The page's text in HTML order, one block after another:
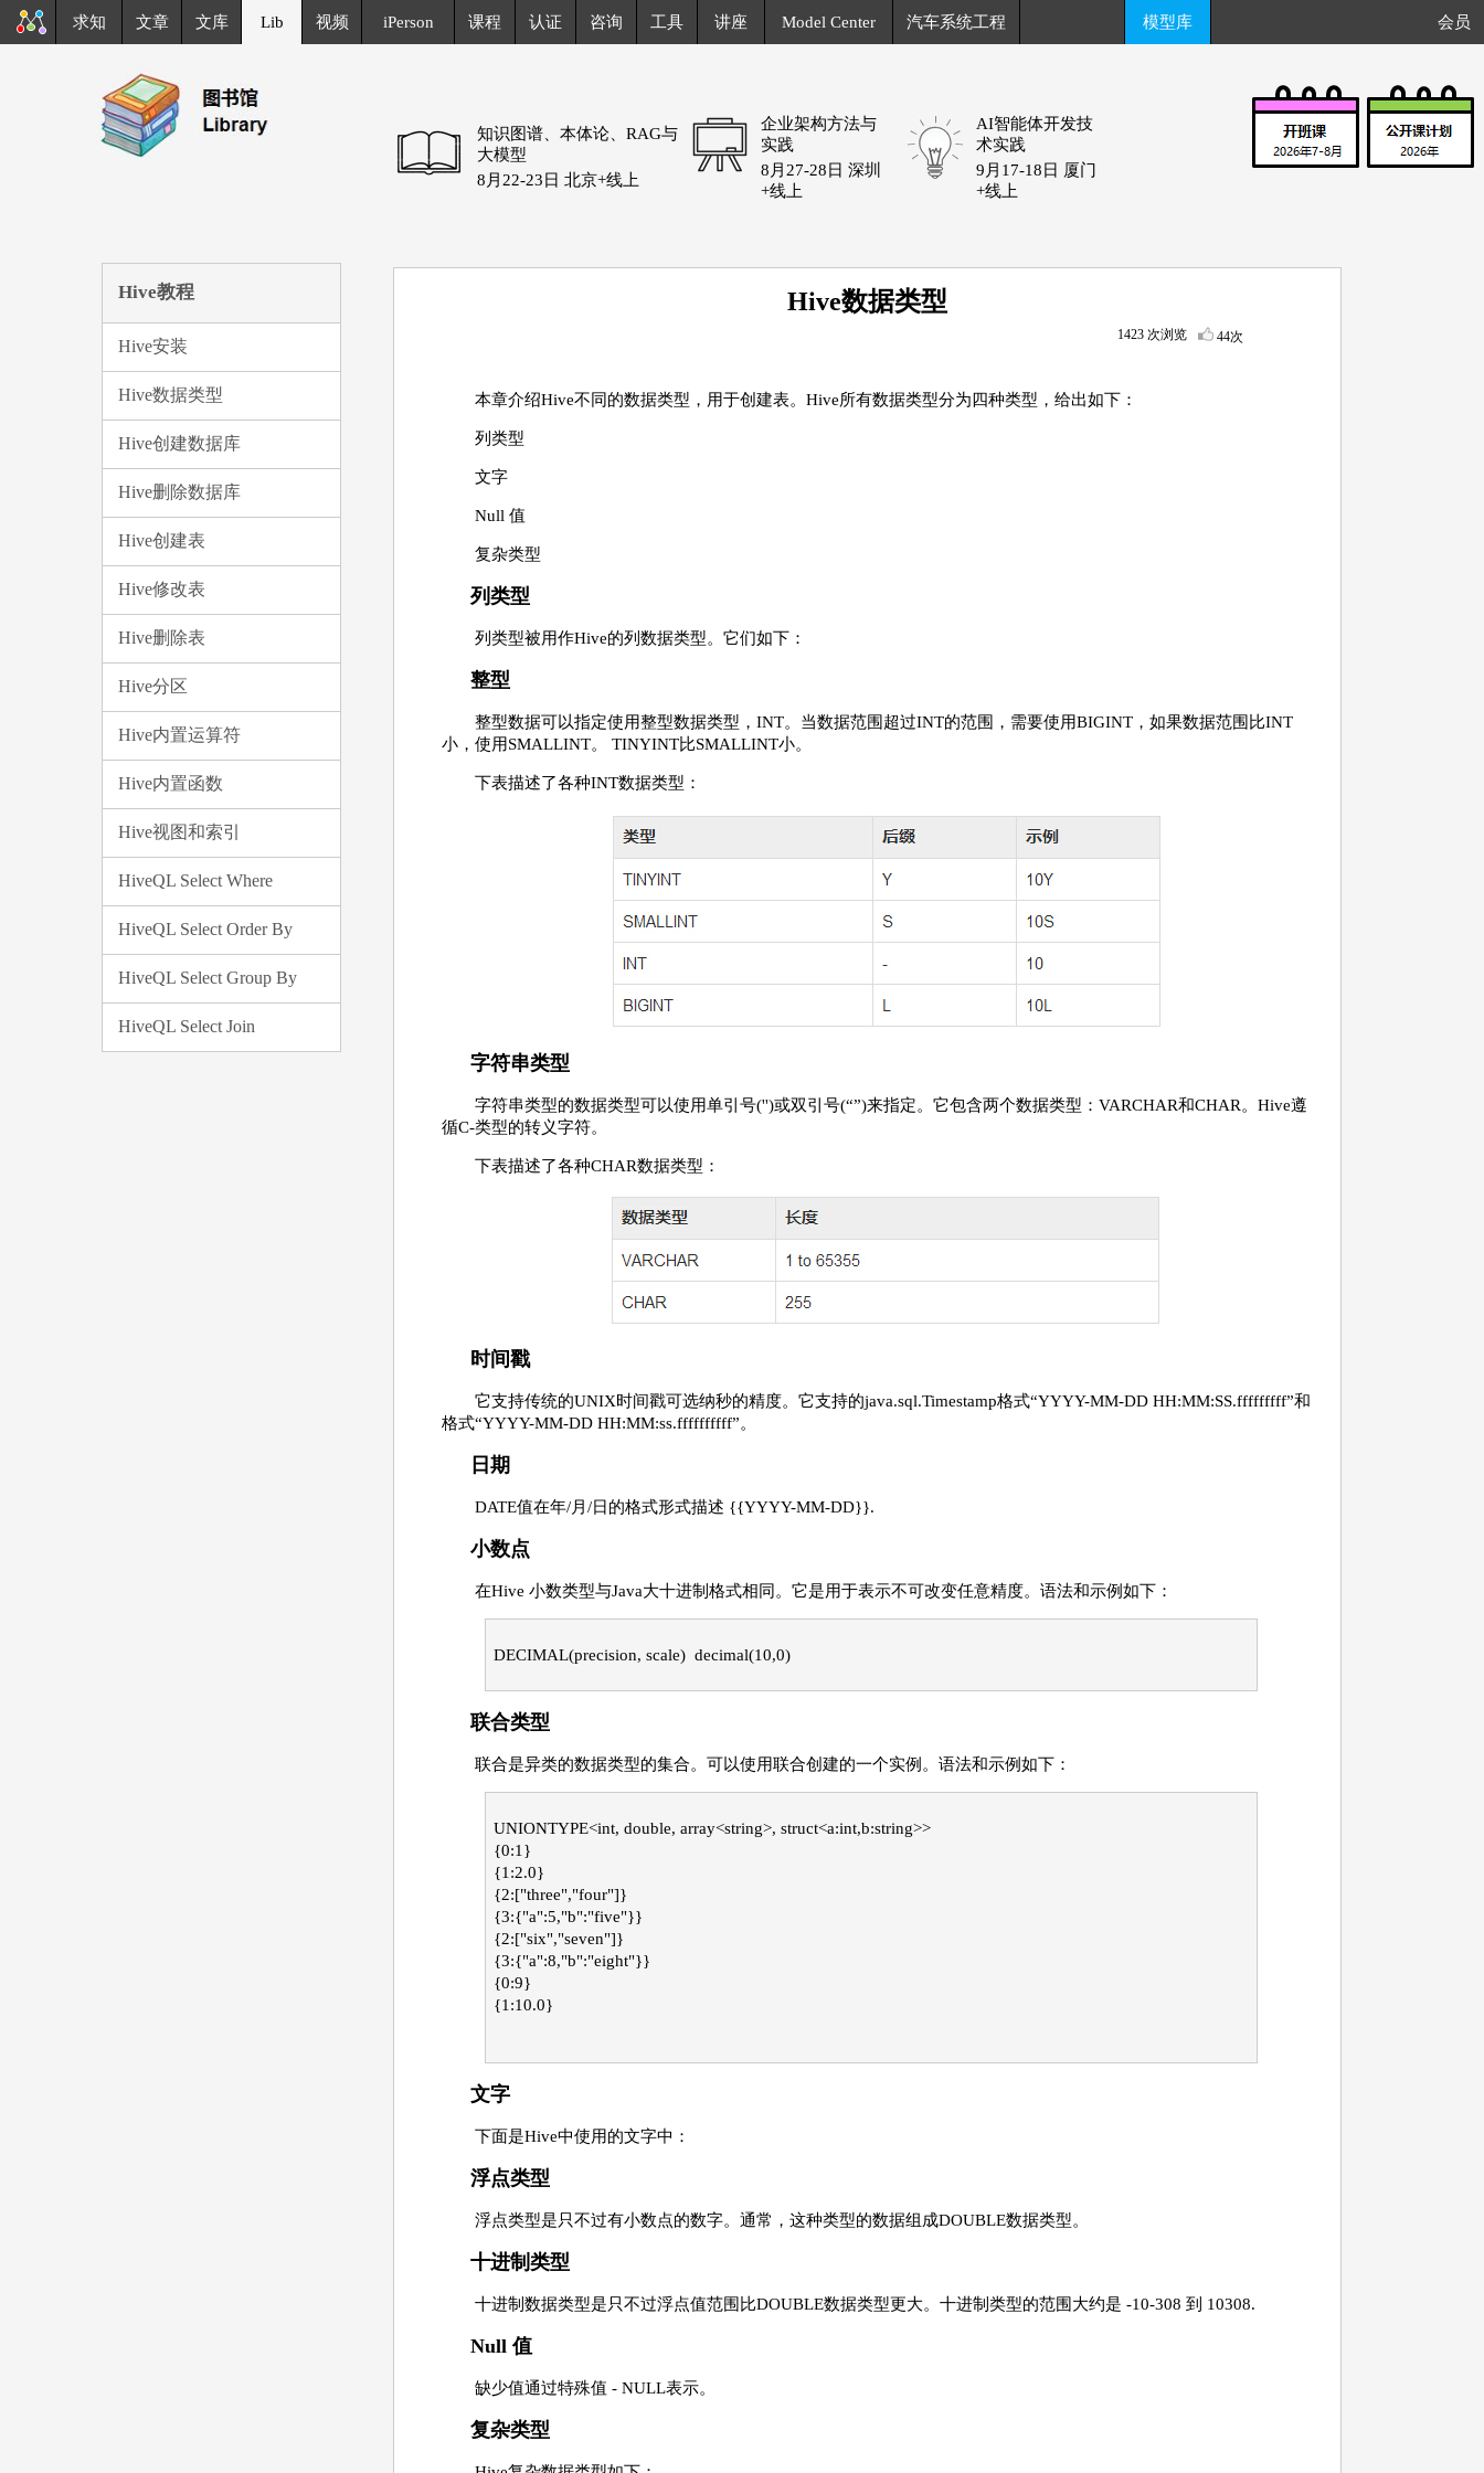
求知 文章 文库 Lib 视频 iPerson 课程 认证 咨询 工具 讲座 Model Center 汽车系统工程 模型库 会员
知识图谱、本体论、RAG与
大模型
8月22-23日 北京+线上
企业架构方法与
实践
8月27-28日 深圳
+线上
AI智能体开发技
术实践
9月17-18日 厦门
+线上
Hive教程
Hive安装
Hive数据类型
Hive创建数据库
Hive删除数据库
Hive创建表
Hive修改表
Hive删除表
Hive分区
Hive内置运算符
Hive内置函数
Hive视图和索引
HiveQL Select Where
HiveQL Select Order By
HiveQL Select Group By
HiveQL Select Join
Hive数据类型
1423 次浏览 44次
本章介绍Hive不同的数据类型，用于创建表。Hive所有数据类型分为四种类型，给出如下：
列类型
文字
Null 值
复杂类型
列类型
列类型被用作Hive的列数据类型。它们如下：
整型
整型数据可以指定使用整型数据类型，INT。当数据范围超过INT的范围，需要使用BIGINT，如果数据范围比INT
小，使用SMALLINT。 TINYINT比SMALLINT小。
下表描述了各种INT数据类型：
字符串类型
字符串类型的数据类型可以使用单引号('')或双引号(“”)来指定。它包含两个数据类型：VARCHAR和CHAR。Hive遵
循C-类型的转义字符。
下表描述了各种CHAR数据类型：
时间戳
它支持传统的UNIX时间戳可选纳秒的精度。它支持的java.sql.Timestamp格式“YYYY-MM-DD HH:MM:SS.fffffffff”和
格式“YYYY-MM-DD HH:MM:ss.ffffffffff”。
日期
DATE值在年/月/日的格式形式描述 {{YYYY-MM-DD}}.
小数点
在Hive 小数类型与Java大十进制格式相同。它是用于表示不可改变任意精度。语法和示例如下：
DECIMAL(precision, scale)  decimal(10,0)
联合类型
联合是异类的数据类型的集合。可以使用联合创建的一个实例。语法和示例如下：
UNIONTYPE<int, double, array<string>, struct<a:int,b:string>>
{0:1}
{1:2.0}
{2:["three","four"]}
{3:{"a":5,"b":"five"}}
{2:["six","seven"]}
{3:{"a":8,"b":"eight"}}
{0:9}
{1:10.0}
文字
下面是Hive中使用的文字中：
浮点类型
浮点类型是只不过有小数点的数字。通常，这种类型的数据组成DOUBLE数据类型。
十进制类型
十进制数据类型是只不过浮点值范围比DOUBLE数据类型更大。十进制类型的范围大约是 -10-308 到 10308.
Null 值
缺少值通过特殊值 - NULL表示。
复杂类型